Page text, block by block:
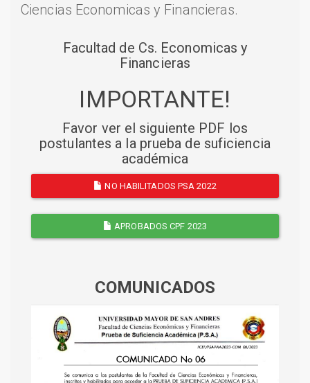
Ciencias Economicas y Financieras.
Facultad de Cs. Economicas y
Financieras
IMPORTANTE!
Favor ver el siguiente PDF los
postulantes a la prueba de suficiencia
académica
NO HABILITADOS PSA 2022
APROBADOS CPF 2023
COMUNICADOS